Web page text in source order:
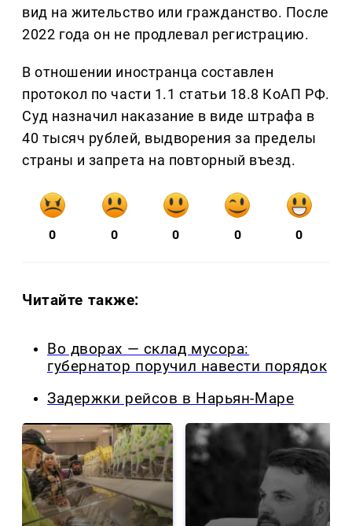
вид на жительство или гражданство. После
2022 года он не продлевал регистрацию.
В отношении иностранца составлен
протокол по части 1.1 статьи 18.8 КоАП РФ.
Суд назначил наказание в виде штрафа в
40 тысяч рублей, выдворения за пределы
страны и запрета на повторный въезд.
0 0 0 0 0
Читайте также:
Во дворах — склад мусора:
губернатор поручил навести порядок
Задержки рейсов в Нарьян-Маре